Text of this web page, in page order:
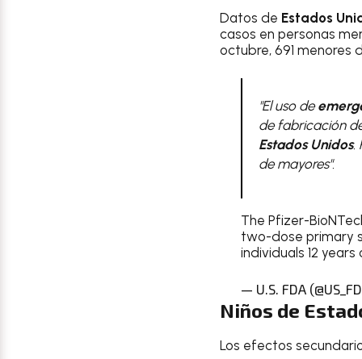
Datos de Estados
casos en personas
octubre, 691 menores
"El uso de
de fabricación
Estados Unidos.
de mayores".
The Pfizer-
two-dose primary
individuals 12
— U.S. FDA
Niños de
Los efectos